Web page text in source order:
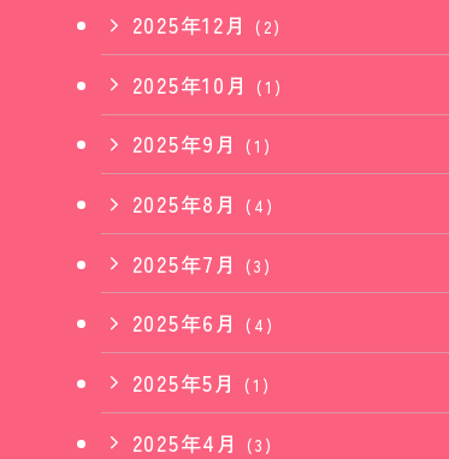
2025年12月 (2)
2025年10月 (1)
2025年9月 (1)
2025年8月 (4)
2025年7月 (3)
2025年6月 (4)
2025年5月 (1)
2025年4月 (3)